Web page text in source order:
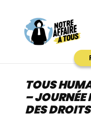
contenu
TOUS
–
DES